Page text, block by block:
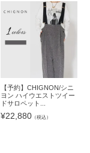
【予約】CHIGNON/シニ
ヨン ハイウエストツイー
ドサロペット...
¥22,880 （税込）